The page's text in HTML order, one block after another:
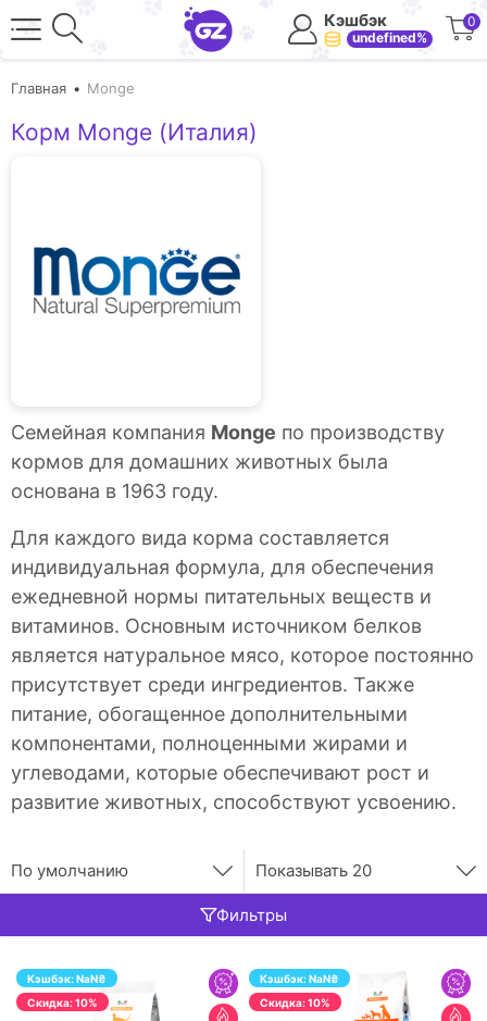
Кэшбэк
undefined%
0
Главная Monge
Корм Monge (Италия)
Семейная компания Monge по производству
кормов для домашних животных была
основана в 1963 году.
Для каждого вида корма составляется
индивидуальная формула, для обеспечения
ежедневной нормы питательных веществ и
витаминов. Основным источником белков
является натуральное мясо, которое постоянно
присутствует среди ингредиентов. Также
питание, обогащенное дополнительными
компонентами, полноценными жирами и
углеводами, которые обеспечивают рост и
развитие животных, способствуют усвоению.
По умолчанию Показывать 20
Фильтры
Кэшбэк:NaN₴
Cкидка: 10%
Кэшбэк:NaN₴
Cкидка: 10%